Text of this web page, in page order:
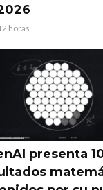
horas
presenta